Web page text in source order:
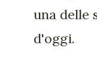
una delle
d'oggi.